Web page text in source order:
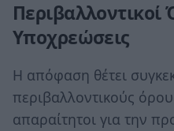
Περιβαλλοντικοί
Υποχρεώσεις
Η απόφαση θέτει
περιβαλλοντικούς
απαραίτητοι για την